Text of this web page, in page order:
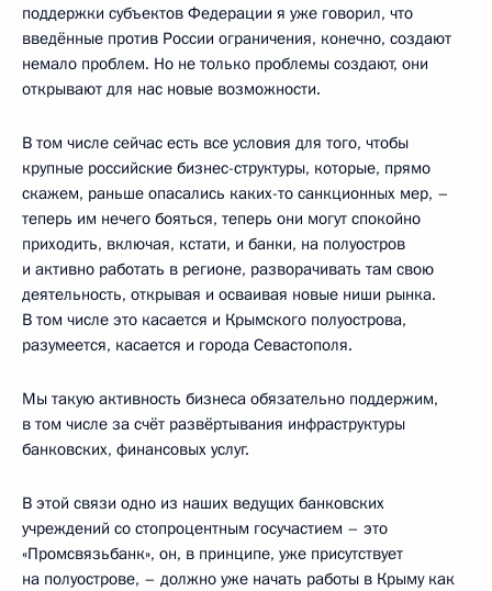
поддержки субъектов Федерации я уже говорил, что
введённые против России ограничения, конечно, создают
немало проблем. Но не только проблемы создают, они
открывают для нас новые возможности.
В том числе сейчас есть все условия для того, чтобы
крупные российские бизнес-структуры, которые, прямо
скажем, раньше опасались каких-то санкционных мер, –
теперь им нечего бояться, теперь они могут спокойно
приходить, включая, кстати, и банки, на полуостров
и активно работать в регионе, разворачивать там свою
деятельность, открывая и осваивая новые ниши рынка.
В том числе это касается и Крымского полуострова,
разумеется, касается и города Севастополя.
Мы такую активность бизнеса обязательно поддержим,
в том числе за счёт развёртывания инфраструктуры
банковских, финансовых услуг.
В этой связи одно из наших ведущих банковских
учреждений со стопроцентным госучастием – это
«Промсвязьбанк», он, в принципе, уже присутствует
на полуострове, – должно уже начать работы в Крыму как